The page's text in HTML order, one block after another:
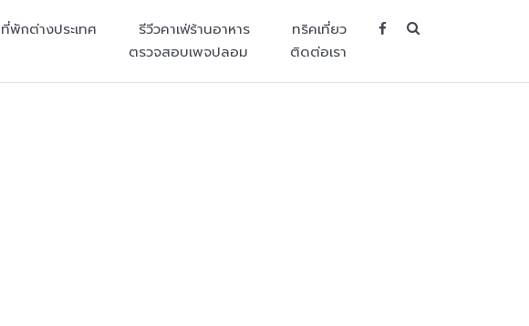
ที่พักต่างประเทศ รีวีวคาเฟ่ร้านอาหาร
ทริคเที่ยว
ตรวจสอบเพจปลอม
ติดต่อเรา